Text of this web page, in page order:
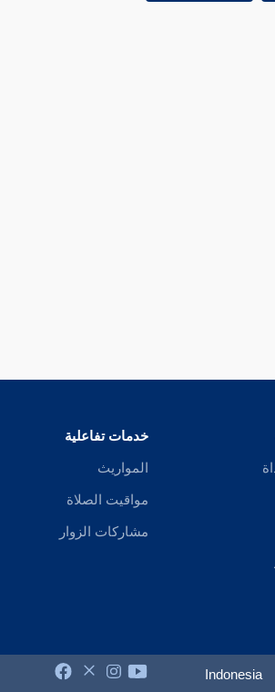
خدمات تفاعلية
المواريث
مواقيت الصلاة
مشاركات الزوار
Indonesia